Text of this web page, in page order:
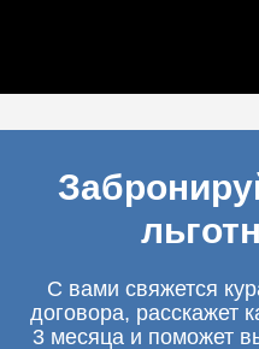
С вами свяжется
договора, расскажет
3 месяца и поможет